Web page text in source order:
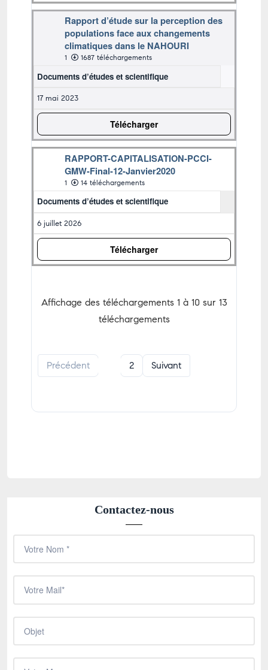
Rapport d’étude sur la perception des
populations face aux changements
climatiques dans le NAHOURI
1 1687 téléchargements
Documents d’études et scientifique
17 mai 2023
Télécharger
RAPPORT-CAPITALISATION-PCCI-
GMW-Final-12-Janvier2020
1 14 téléchargements
Documents d’études et scientifique
6 juillet 2026
Télécharger
Affichage des téléchargements 1 à 10 sur 13
téléchargements
Précédent 2 Suivant
Contactez-nous